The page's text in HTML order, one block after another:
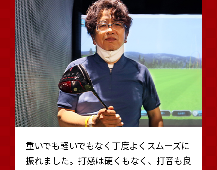
重いでも軽いでもなく丁度よくスムーズに
振れました。打感は硬くもなく、打音も良